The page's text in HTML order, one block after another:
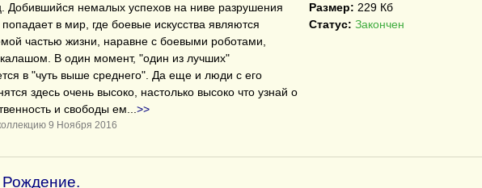
Добившийся немалых успехов на ниве разрушения
в мир, где боевые искусства являются
частью жизни, наравне с боевыми роботами,
В один момент, "один из лучших"
в "чуть выше среднего". Да еще и люди с его
здесь очень высоко, настолько высоко что узнай о
и свободы ем
>>
9 Ноября 2016
Размер: 229 Кб
Статус: Закончен
Рождение.